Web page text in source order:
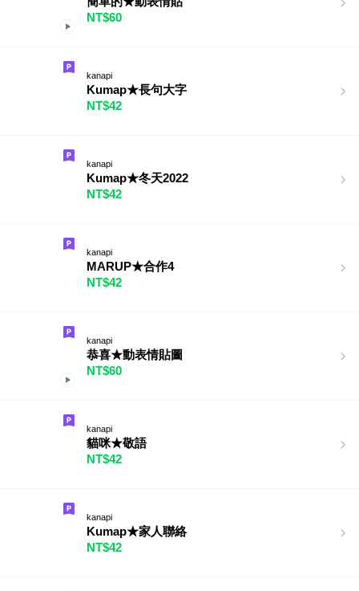
NT$60
kanapi
Kumap★長句大字
NT$42
kanapi
Kumap★冬天2022
NT$42
kanapi
MARUP★合作4
NT$42
kanapi
恭喜★動表情貼圖
NT$60
kanapi
貓咪★敬語
NT$42
kanapi
Kumap★家人聯絡
NT$42